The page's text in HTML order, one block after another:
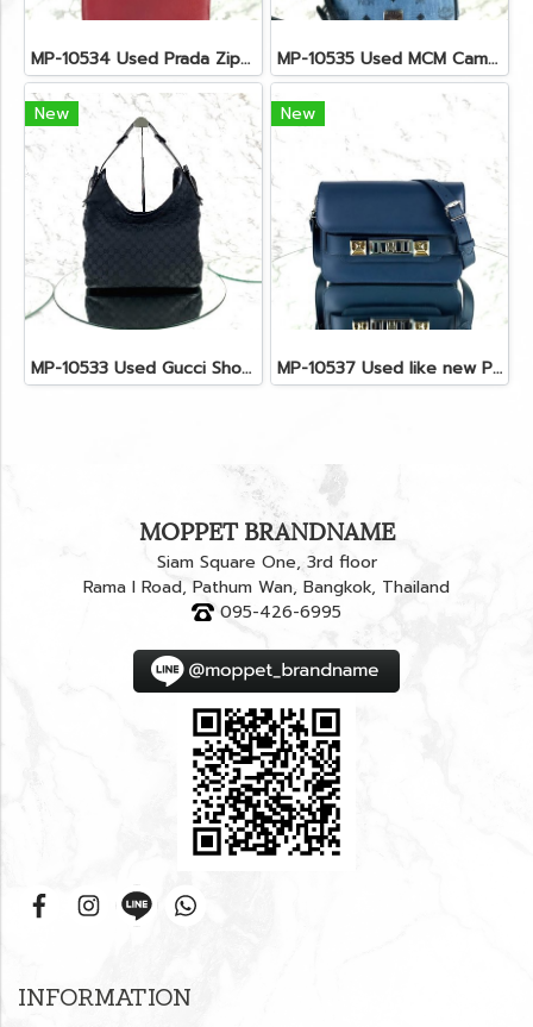
MP-10534 Used Prada Zippy Medium Wallet In Fuoco Saffiano GHW MP-10535 Used MCM Camera Bag In Blue Visetos SHW
New
MP-10533 Used Gucci Shoulder Bag GG Black Canvas Shw
New
MP-10537 Used like new Proenza PS11 Mini
MOPPET BRANDNAME
Siam Square One, 3rd floor
Rama I Road, Pathum Wan, Bangkok, Thailand
095-426-6995
INFORMATION